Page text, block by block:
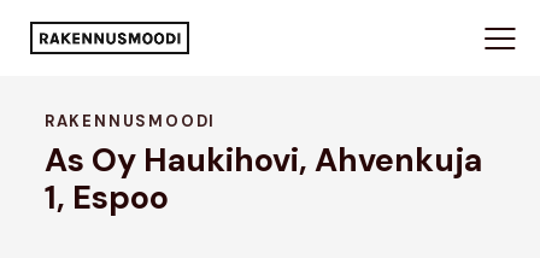
RAKENNUSMOODI
As Oy Haukihovi, Ahvenkuja
1, Espoo